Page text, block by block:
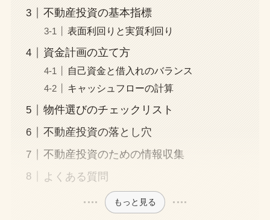
不動産投資の基本指標
表面利回りと実質利回り
資金計画の立て方
自己資金と借入れのバランス
キャッシュフローの計算
物件選びのチェックリスト
不動産投資の落とし穴
不動産投資のための情報収集
よくある質問
もっと見る